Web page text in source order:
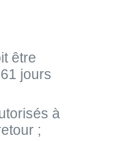
être
jours
à
;